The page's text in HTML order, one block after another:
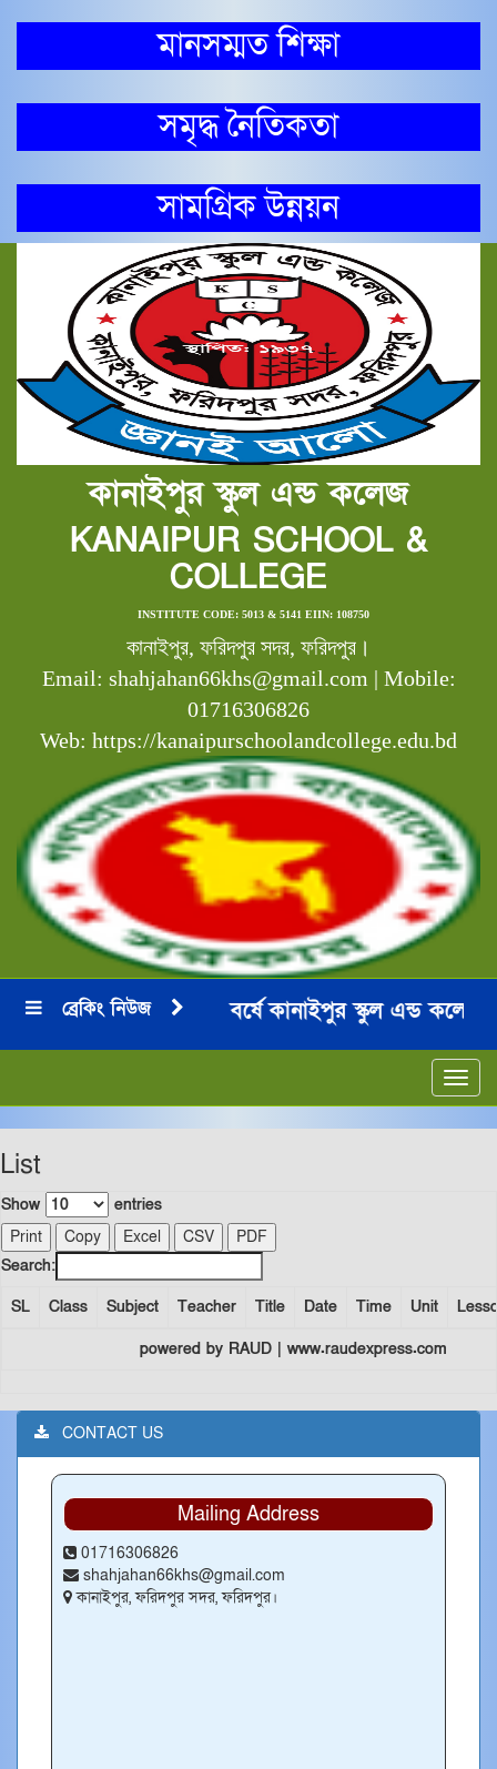
মানসম্মত শিক্ষা
সমৃদ্ধ নৈতিকতা
সামগ্রিক উন্নয়ন
কানাইপুর স্কুল এন্ড কলেজ
KANAIPUR SCHOOL &
COLLEGE
INSTITUTE CODE: 5013 & 5141 EIIN: 108750
কানাইপুর, ফরিদপুর সদর, ফরিদপুর।
Email: shahjahan66khs@gmail.com | Mobile:
01716306826
Web: https://kanaipurschoolandcollege.edu.bd
ব্রেকিং নিউজ
*** ২০২৪-২০২৫ শিক্ষা বর্ষে কানাইপুর স্কুল এন্ড
List
Show
entries
Print
Copy Excel CSV
PDF
Search:
SL
Class Subject Teacher Title Date Time Unit
powered by RAUD | www.raudexpress.com
CONTACT US
Mailing Address
01716306826
shahjahan66khs@gmail.com
কানাইপুর, ফরিদপুর সদর, ফরিদপুর।